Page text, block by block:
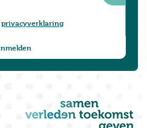
privacyverklaring